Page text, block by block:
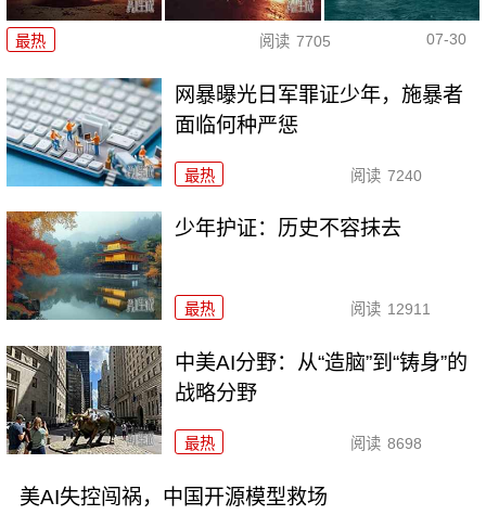
最热 阅读 7705 07-30
网暴曝光日军罪证少年，施暴者
面临何种严惩
最热 阅读 7240
少年护证：历史不容抹去
最热 阅读 12911
中美AI分野：从“造脑”到“铸身”的
战略分野
最热 阅读 8698
美AI失控闯祸，中国开源模型救场